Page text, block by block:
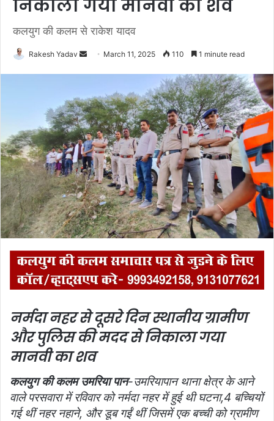
निकाला गया मानवी का शव
कलयुग की कलम से राकेश यादव
Rakesh Yadav
d
a
n
e
m
a
i
l
March 11, 2025 110 1 minute read
नर्मदा नहर से दूसरे दिन स्थानीय ग्रामीण
और पुलिस की मदद से निकाला गया
मानवी का शव
कलयुग की कलम उमरिया पान-उमरियापान थाना क्षेत्र के आने
वाले परसवारा में रविवार को नर्मदा नहर में हुई थी घटना,4 बच्चियों
गई थीं नहर नहाने, और डूब गईं थीं जिसमें एक बच्ची को ग्रामीण